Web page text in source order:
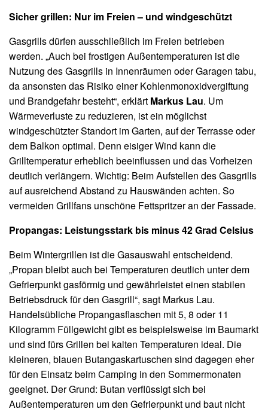
Sicher grillen: Nur im Freien – und windgeschützt
Gasgrills dürfen ausschließlich im Freien betrieben
werden. „Auch bei frostigen Außentemperaturen ist die
Nutzung des Gasgrills in Innenräumen oder Garagen tabu,
da ansonsten das Risiko einer Kohlenmonoxidvergiftung
und Brandgefahr besteht“, erklärt Markus Lau. Um
Wärmeverluste zu reduzieren, ist ein möglichst
windgeschützter Standort im Garten, auf der Terrasse oder
dem Balkon optimal. Denn eisiger Wind kann die
Grilltemperatur erheblich beeinflussen und das Vorheizen
deutlich verlängern. Wichtig: Beim Aufstellen des Gasgrills
auf ausreichend Abstand zu Hauswänden achten. So
vermeiden Grillfans unschöne Fettspritzer an der Fassade.
Propangas: Leistungsstark bis minus 42 Grad Celsius
Beim Wintergrillen ist die Gasauswahl entscheidend.
„Propan bleibt auch bei Temperaturen deutlich unter dem
Gefrierpunkt gasförmig und gewährleistet einen stabilen
Betriebsdruck für den Gasgrill“, sagt Markus Lau.
Handelsübliche Propangasflaschen mit 5, 8 oder 11
Kilogramm Füllgewicht gibt es beispielsweise im Baumarkt
und sind fürs Grillen bei kalten Temperaturen ideal. Die
kleineren, blauen Butangaskartuschen sind dagegen eher
für den Einsatz beim Camping in den Sommermonaten
geeignet. Der Grund: Butan verflüssigt sich bei
Außentemperaturen um den Gefrierpunkt und baut nicht